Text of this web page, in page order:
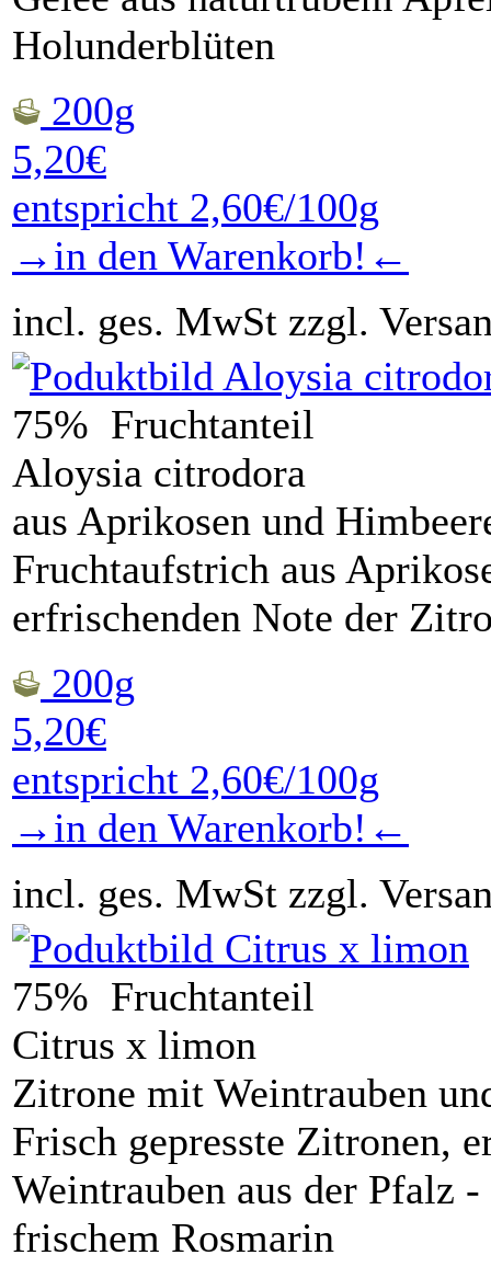
Holunderblüten
200g
5,20€
entspricht 2,60€/100g
→in den Warenkorb!←
incl. ges. MwSt zzgl.
75% Fruchtanteil
Aloysia citrodora
aus Aprikosen und
Fruchtaufstrich aus
erfrischenden Note der
200g
5,20€
entspricht 2,60€/100g
→in den Warenkorb!←
incl. ges. MwSt zzgl.
75% Fruchtanteil
Citrus x limon
Zitrone mit Weintrauben
Frisch gepresste Zitronen,
Weintrauben aus der Pfalz
frischem Rosmarin